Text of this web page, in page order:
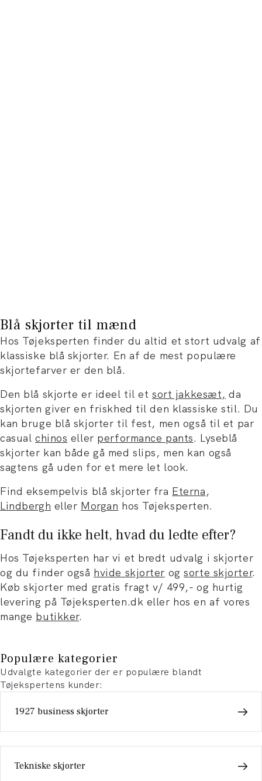
Blå skjorter til mænd
Hos Tøjeksperten finder du altid et stort udvalg af
klassiske blå skjorter. En af de mest populære
skjortefarver er den blå.
Den blå skjorte er ideel til et sort jakkesæt, da
skjorten giver en friskhed til den klassiske stil. Du
kan bruge blå skjorter til fest, men også til et par
casual chinos eller performance pants. Lyseblå
skjorter kan både gå med slips, men kan også
sagtens gå uden for et mere let look.
Find eksempelvis blå skjorter fra Eterna,
Lindbergh eller Morgan hos Tøjeksperten.
Fandt du ikke helt, hvad du ledte efter?
Hos Tøjeksperten har vi et bredt udvalg i skjorter
og du finder også hvide skjorter ogsorte skjorter.
Køb skjorter med gratis fragt v/ 499,- og hurtig
levering på Tøjeksperten.dk eller hos en af vores
mange butikker.
Populære kategorier
Udvalgte kategorier der er populære blandt
Tøjekspertens kunder:
1927 business skjorter
Tekniske skjorter